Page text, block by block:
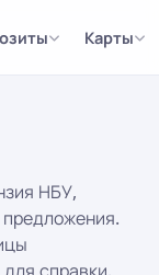
Карты
НБУ,